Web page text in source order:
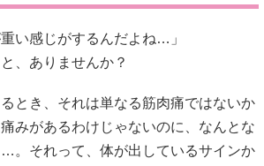
い感じがするんだよね…」
、ありませんか？
とき、それは単なる筋肉痛ではないか
みがあるわけじゃないのに、なんとな
…。それって、体が出しているサインか